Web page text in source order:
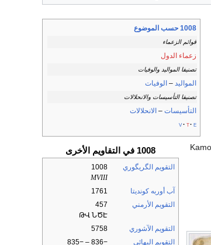
1008 حسب الموضوع
قوائم الزعماء
زعماء الدول
تصنيفا المواليد والوفيات
المواليد – الوفيات
تصنيفا التأسيسات والانحلالات
التأسيسات – الانحلالات
v t e
1008 في التقاويم الأخرى
التقويم الگريگوري
1008
MVIII
آب أوربه كونديتا
1761
التقويم الأرمني
457
ԹՎ ՆԾԷ
التقويم الآشوري
5758
التقويم البهائي
−836 – −835